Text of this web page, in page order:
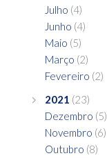
Julho (4)
Junho (4)
Maio (5)
Março (2)
Fevereiro (2)
2021 (23)
Dezembro (5)
Novembro (6)
Outubro (8)